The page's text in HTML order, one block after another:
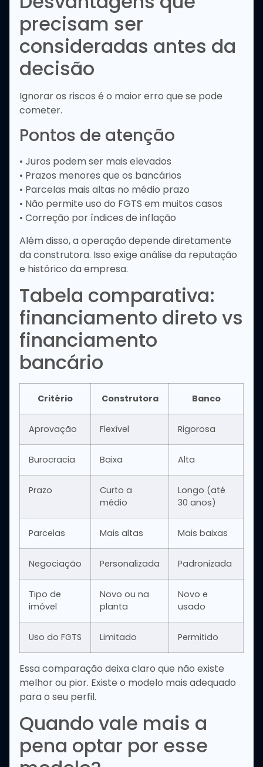
precisam ser
consideradas antes da
decisão
Ignorar os riscos é o maior erro que se pode
cometer.
Pontos de atenção
• Juros podem ser mais elevados
• Prazos menores que os bancários
• Parcelas mais altas no médio prazo
• Não permite uso do FGTS em muitos casos
• Correção por índices de inflação
Além disso, a operação depende diretamente
da construtora. Isso exige análise da reputação
e histórico da empresa.
Tabela comparativa:
financiamento direto vs
financiamento
bancário
Critério Construtora Banco
Aprovação Flexível Rigorosa
Burocracia Baixa Alta
Prazo
Curto a
médio
Longo (até
30 anos)
Parcelas Mais altas Mais baixas
Negociação Personalizada Padronizada
Tipo de
imóvel
Novo ou na
planta
Novo e
usado
Uso do FGTS Limitado Permitido
Essa comparação deixa claro que não existe
melhor ou pior. Existe o modelo mais adequado
para o seu perfil.
Quando vale mais a
pena optar por esse